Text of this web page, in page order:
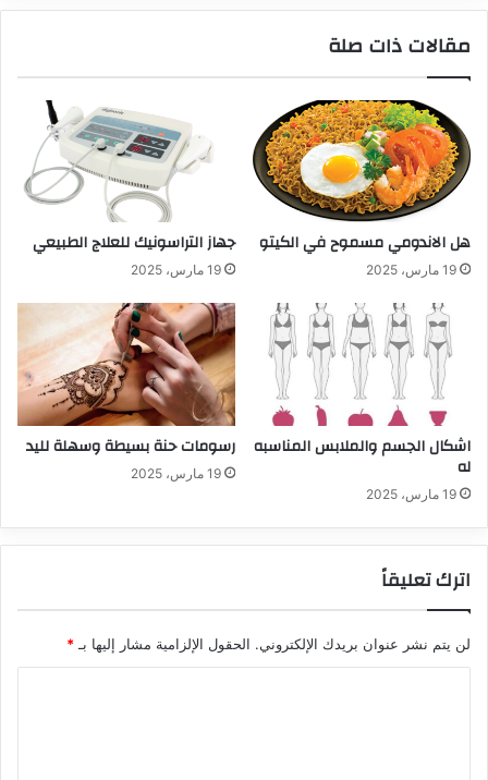
مقالات ذات صلة
هل الاندومي مسموح في الكيتو
19 مارس، 2025
جهاز التراسونيك للعلاج الطبيعي
19 مارس، 2025
اشكال الجسم والملابس المناسبه
له
19 مارس، 2025
رسومات حنة بسيطة وسهلة لليد
19 مارس، 2025
اترك تعليقاً
لن يتم نشر عنوان بريدك الإلكتروني. الحقول الإلزامية مشار إليها بـ*